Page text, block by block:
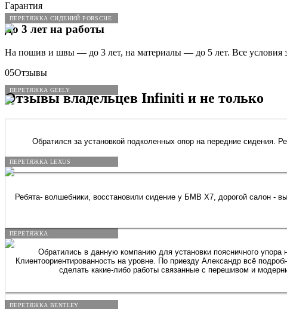
ПЕРЕТЯЖКА СИДЕНИЙ PORSCHE
ПЕРЕТЯЖКА GEELY
ПЕРЕТЯЖКА LEXUS
ПЕРЕТЯЖКА
ПЕРЕТЯЖКА BENTLEY
Гарантия
До 3 лет на работы
На пошив и швы — до 3 лет, на материалы — до 5 лет. Все условия
05Отзывы
Отзывы владельцев Infiniti и не только
Обратился за установкой подколенных опор на передние сидения.
Ребята- волшебники, восстановили сидение у БМВ Х7, дорогой салон -
Обратились в данную компанию для установки поясничного
Клиентоориентированность на уровне. По приезду Александр всё
сделать какие-либо работы связанные с перешивом и